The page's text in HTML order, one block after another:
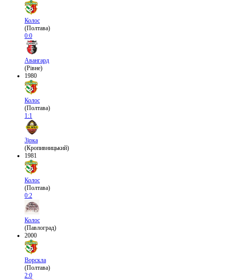
Колос
(Полтава)
0:0
Авангард
(Рівне)
1980
Колос
(Полтава)
1:1
Зірка
(Кропивницький)
1981
Колос
(Полтава)
0:2
Колос
(Павлоград)
2000
Ворскла
(Полтава)
2:0